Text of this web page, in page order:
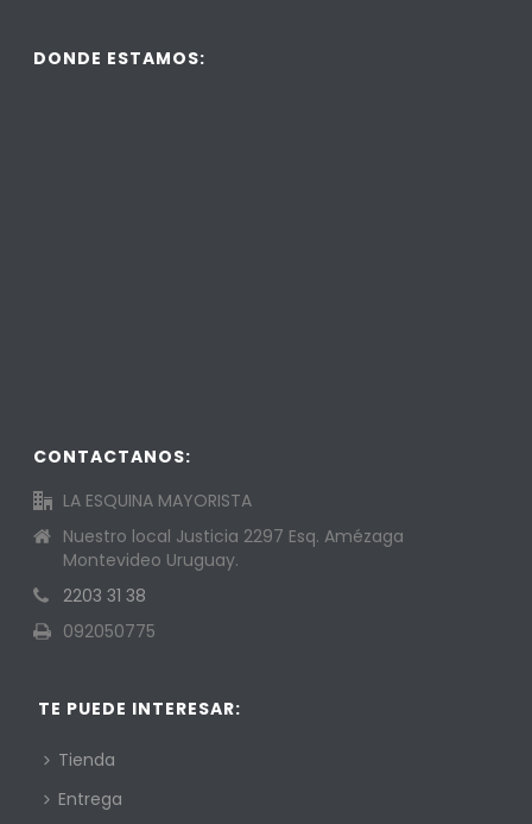
DONDE ESTAMOS:
CONTACTANOS:
LA ESQUINA MAYORISTA
Nuestro local Justicia 2297 Esq. Amézaga
Montevideo Uruguay.
2203 31 38
092050775
TE PUEDE INTERESAR:
Tienda
Entrega